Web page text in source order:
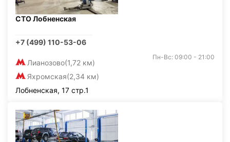
СТО Лобненская
+7 (499) 110-53-06
Лианозово(1,72 км)
Яхромская(2,34 км)
Пн-Вс: 09:00 - 21:00
Лобненская, 17 стр.1